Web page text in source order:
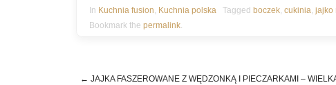
In Kuchnia fusion, Kuchnia polska Tagged boczek, cukinia, jajko
Bookmark the permalink.
← JAJKA FASZEROWANE Z WĘDZONKĄ I PIECZARKAMI –